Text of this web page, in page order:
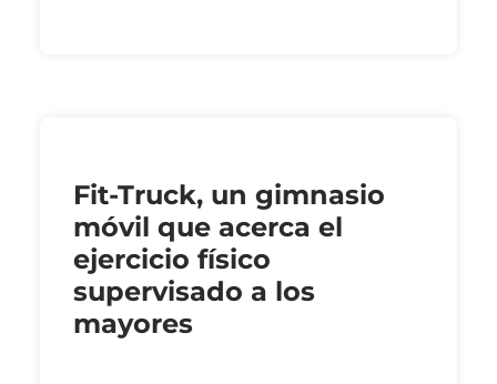
Fit-Truck, un gimnasio
móvil que acerca el
ejercicio físico
supervisado a los
mayores